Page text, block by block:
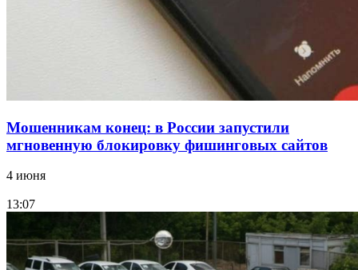
Мошенникам конец: в России запустили
мгновенную блокировку фишинговых сайтов
4 июня
13:07